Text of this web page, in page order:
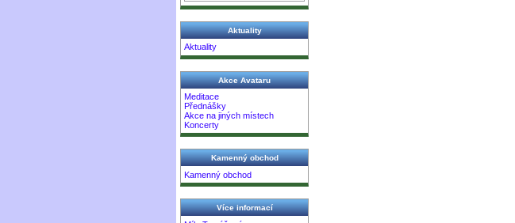
Aktuality
Aktuality
Akce Avataru
Meditace
Přednášky
Akce na jiných místech
Koncerty
Kamenný obchod
Kamenný obchod
Více informací